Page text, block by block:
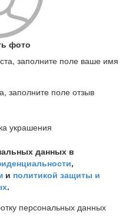
фото
заполните поле ваше имя
заполните поле отзыв
украшения
данных в
,
и политикой защиты и
.
персональных данных